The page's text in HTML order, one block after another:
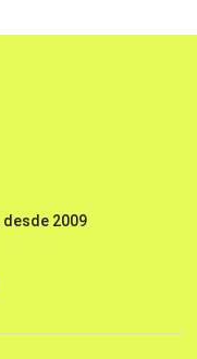
desde 2009